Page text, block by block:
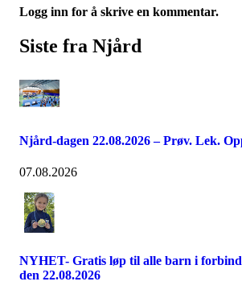
Logg inn for å skrive en kommentar.
Siste fra Njård
Njård-dagen 22.08.2026 – Prøv. Lek.
07.08.2026
NYHET- Gratis løp til alle barn i
den 22.08.2026